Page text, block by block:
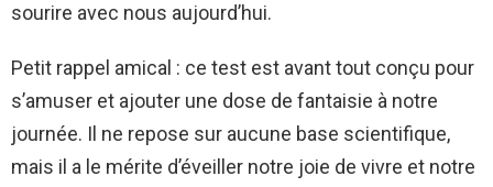
sourire avec nous aujourd’hui.
Petit rappel amical : ce test est avant tout conçu pour
s’amuser et ajouter une dose de fantaisie à notre
journée. Il ne repose sur aucune base scientifique,
mais il a le mérite d’éveiller notre joie de vivre et notre